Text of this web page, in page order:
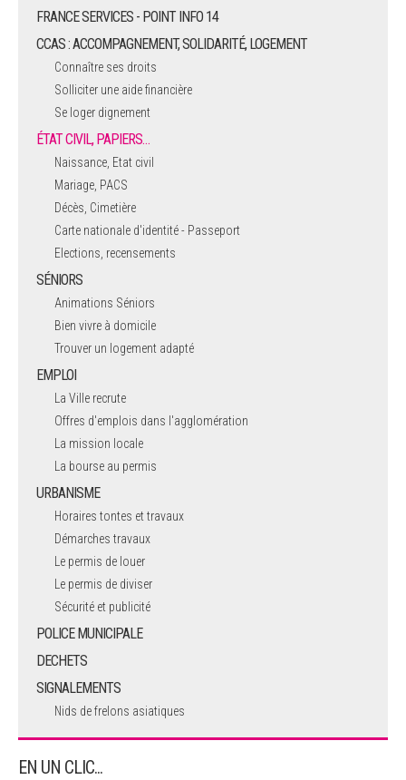
FRANCE SERVICES - POINT INFO 14
CCAS : ACCOMPAGNEMENT, SOLIDARITÉ, LOGEMENT
Connaître ses droits
Solliciter une aide financière
Se loger dignement
ÉTAT CIVIL, PAPIERS…
Naissance, Etat civil
Mariage, PACS
Décès, Cimetière
Carte nationale d'identité - Passeport
Elections, recensements
SÉNIORS
Animations Séniors
Bien vivre à domicile
Trouver un logement adapté
EMPLOI
La Ville recrute
Offres d'emplois dans l'agglomération
La mission locale
La bourse au permis
URBANISME
Horaires tontes et travaux
Démarches travaux
Le permis de louer
Le permis de diviser
Sécurité et publicité
POLICE MUNICIPALE
DECHETS
SIGNALEMENTS
Nids de frelons asiatiques
EN UN CLIC...